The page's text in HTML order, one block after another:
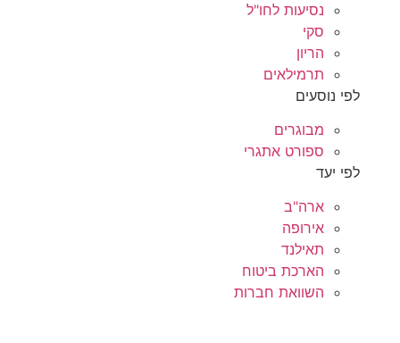
נסיעות לחו"ל
סקי
הריון
תרמילאים
לפי נוסעים
מבוגרים
ספורט אתגרי
לפי יעד
ארה"ב
אירופה
תאילנד
הארכת ביטוח
השוואת חברות